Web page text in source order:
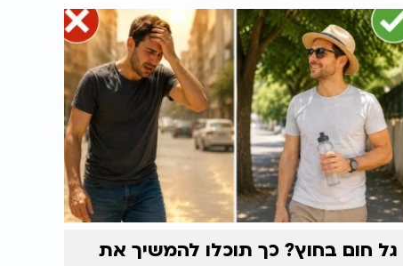
גל חום בחוץ? כך תוכלו להמשיך את